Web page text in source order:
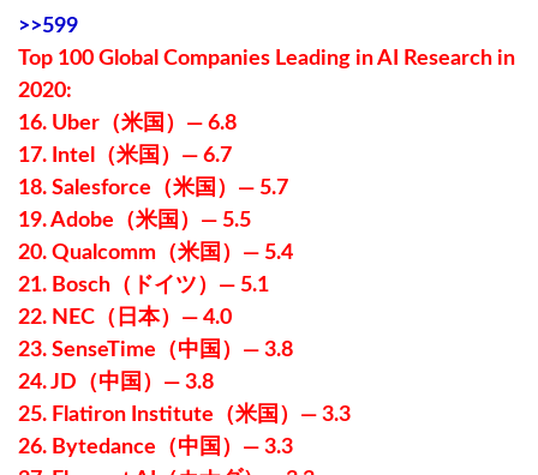
>>599
Top 100 Global Companies Leading in AI Research in
2020:
16. Uber（米国）— 6.8
17. Intel（米国）— 6.7
18. Salesforce（米国）— 5.7
19. Adob​​e（米国）— 5.5
20. Qualcomm（米国）— 5.4
21. Bosch（ドイツ）— 5.1
22. NEC（日本）— 4.0
23. SenseTime（中国）— 3.8
24. JD（中国）— 3.8
25. Flatiron Institute（米国）— 3.3
26. Bytedance（中国）— 3.3